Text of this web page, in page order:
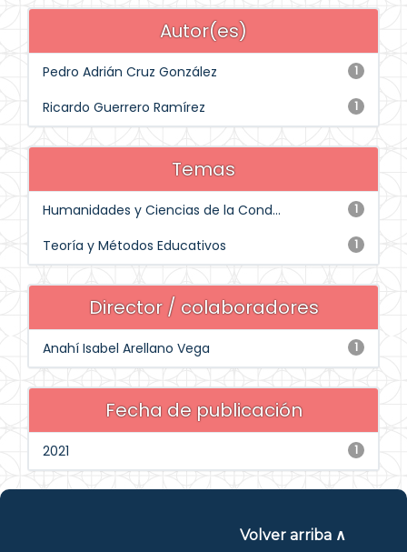
Autor(es)
1
Pedro Adrián Cruz González
1
Ricardo Guerrero Ramírez
Temas
1
Humanidades y Ciencias de la Cond...
1
Teoría y Métodos Educativos
Director / colaboradores
1
Anahí Isabel Arellano Vega
Fecha de publicación
1
2021
Volver arriba ∧